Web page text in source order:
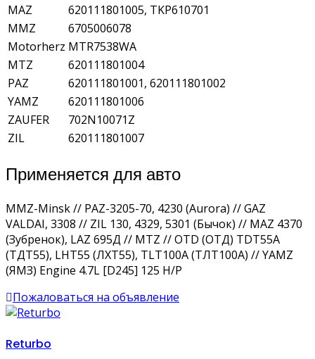
MAZ
620111801005, TKP610701
MMZ
6705006078
Motorherz MTR7538WA
MTZ
620111801004
PAZ
620111801001, 620111801002
YAMZ
620111801006
ZAUFER
702N10071Z
ZIL
620111801007
Применяется для авто
MMZ-Minsk // PAZ-3205-70, 4230 (Aurora) // GAZ
VALDAI, 3308 // ZIL 130, 4329, 5301 (Бычок) // MAZ 4370
(Зубренок), LAZ 695Д // MTZ // OTD (ОТД) TDT55А
(ТДТ55), LHT55 (ЛХТ55), TLT100А (ТЛТ100А) // YAMZ
(ЯМЗ) Engine 4.7L [D245] 125 H/P
Пожаловаться на объявление
Returbo